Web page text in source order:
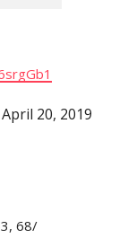
April 20, 2019
68/